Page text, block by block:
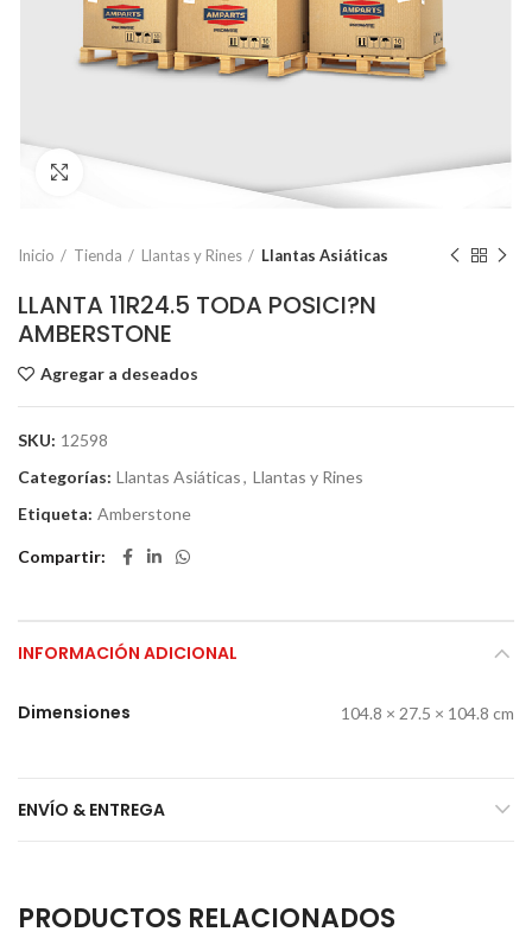
Click to enlarge
Inicio Tienda Llantas y Rines Llantas Asiáticas
LLANTA 11R24.5 TODA POSICI?N
AMBERSTONE
Agregar a deseados
SKU: 12598
Categorías: Llantas Asiáticas, Llantas y Rines
Etiqueta: Amberstone
Compartir
INFORMACIÓN ADICIONAL
Dimensiones 104.8 × 27.5 × 104.8 cm
ENVÍO & ENTREGA
PRODUCTOS RELACIONADOS